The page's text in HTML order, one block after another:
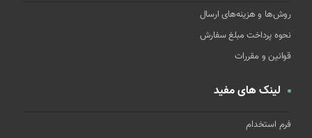
روش‌ها و هزینه‌های ارسال
نحوه پرداخت مبلغ سفارش
قوانین و مقررات
لینک های مفید
فرم استخدام